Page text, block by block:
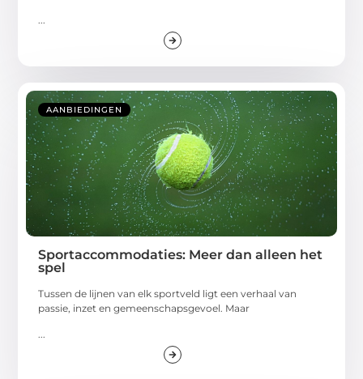
AANBIEDINGEN
Sportaccommodaties: Meer dan alleen het
spel
Tussen de lijnen van elk sportveld ligt een verhaal van
passie, inzet en gemeenschapsgevoel. Maar
...